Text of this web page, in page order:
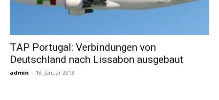
Reiseempfehlungen.
TAP Portugal: Verbindungen von
Deutschland nach Lissabon ausgebaut
admin - 18. Januar 2013